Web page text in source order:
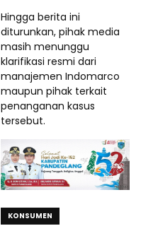
Hingga berita ini
diturunkan, pihak media
masih menunggu
klarifikasi resmi dari
manajemen Indomarco
maupun pihak terkait
penanganan kasus
tersebut.
KONSUMEN